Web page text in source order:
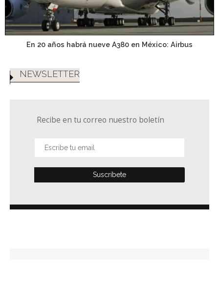
En 20 años habrá nueve A380 en México: Airbus
NEWSLETTER
Recibe en tu correo nuestro boletín